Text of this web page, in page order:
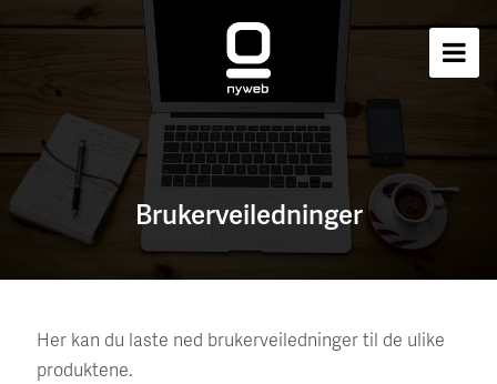
Brukerveiledninger
Her kan du laste ned brukerveiledninger til de ulike
produktene.